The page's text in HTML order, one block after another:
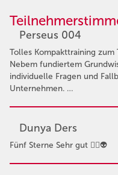
Perseus 004
Tolles Kompakttraining
Nebem fundiertem
individuelle Fragen und
Unternehmen. …
Dunya Ders
Fünf Sterne Sehr gut 👍🏻👽